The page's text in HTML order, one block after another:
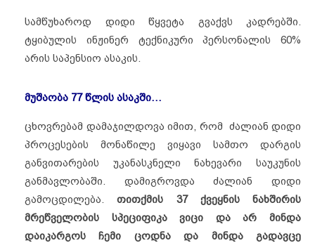
სამწუხაროდ დიდი წყვეტა გვაქვს კადრებში.
ტყიბულის ინჟინერ ტექნიკური პერსონალის 60%
არის საპენსიო ასაკის.
მუშაობა 77წლის ასაკში…
ცხოვრებამ დამაჯილდოვა იმით, რომ ძალიან დიდი
პროცესების მონაწილე ვიყავი სამთო დარგის
განვითარების უკანასკნელი ნახევარი საუკუნის
განმავლობაში. დამიგროვდა ძალიან დიდი
გამოცდილება.თითქმის 37 ქვეყნის
ნახშირის
მრეწველობის
სპეციფიკა ვიცი და არ
მინდა
დაიკარგოს
ჩემი ცოდნა და მინდა
გადავცე